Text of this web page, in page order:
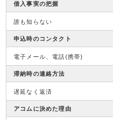
借入事実の把握
誰も知らない
申込時のコンタクト
電子メール、電話(携帯)
滞納時の連絡方法
遅延なく返済
アコムに決めた理由